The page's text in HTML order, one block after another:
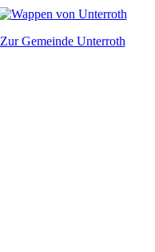
Zur Gemeinde Unterroth